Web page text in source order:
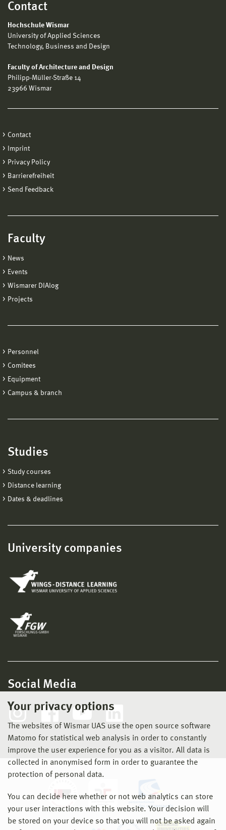
Your privacy options
The websites of Wismar UAS use the open source software
Matomo for statistical web analysis in order to constantly
improve the user experience for you as a visitor. All data is
collected in anonymised form in order to guarantee the
protection of personal data.
You can decide here whether or not web analytics can store
your user interactions with this website. Your decision will
be stored on your device so that you will not be asked again
Contact
Hochschule Wismar
University of Applied Sciences
Technology, Business and Design
Faculty of Architecture and Design
Philipp-Müller-Straße 14
23966 Wismar
Contact
Imprint
Privacy Policy
Barrierefreiheit
Send Feedback
Faculty
News
Events
Wismarer DIAlog
Projects
Personnel
Comitees
Equipment
Campus & branch
Studies
Study courses
Distance learning
Dates & deadlines
University companies
Social Media